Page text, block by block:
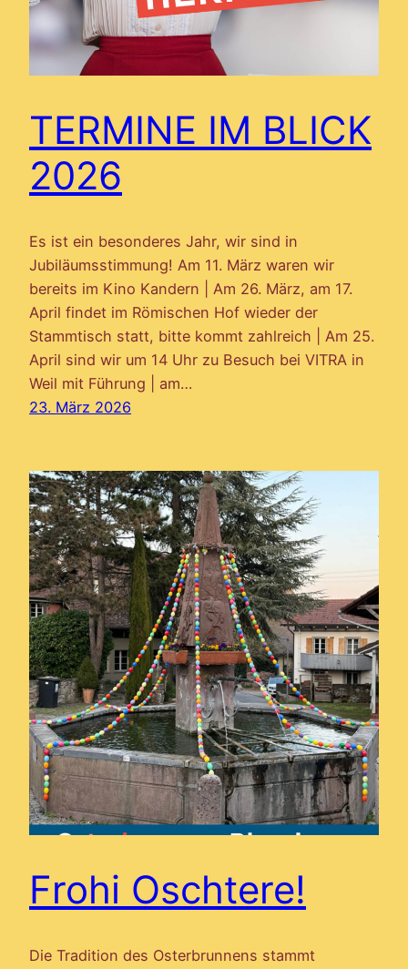
TERMINE IM BLICK
2026
Es ist ein besonderes Jahr, wir sind in
Jubiläumsstimmung! Am 11. März waren wir
bereits im Kino Kandern | Am 26. März, am 17.
April findet im Römischen Hof wieder der
Stammtisch statt, bitte kommt zahlreich | Am 25.
April sind wir um 14 Uhr zu Besuch bei VITRA in
Weil mit Führung | am…
23. März 2026
Frohi Oschtere!
Die Tradition des Osterbrunnens stammt